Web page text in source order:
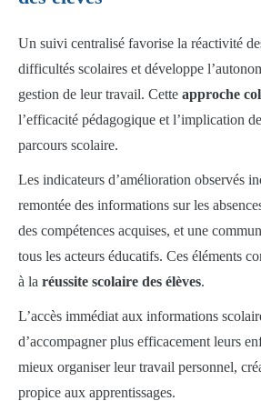
Un suivi centralisé favorise la réactivité
difficultés scolaires et développe
gestion de leur travail. Cette approche
l’efficacité pédagogique et l’implication
parcours scolaire.
Les indicateurs d’amélioration observés
remontée des informations sur les
des compétences acquises, et une
tous les acteurs éducatifs. Ces éléments
à la réussite scolaire des élèves.
L’accès immédiat aux informations
d’accompagner plus efficacement leurs
mieux organiser leur travail personnel,
propice aux apprentissages.